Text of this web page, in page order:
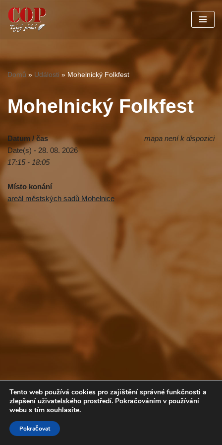
Přeskočit
Domů » Události » Mohelnický Folkfest
Mohelnický Folkfest
mapa není k dispozici
Datum / čas
Date(s) - 28. 08. 2026
17:15 - 18:05
Místo konání
areál městských sadů Mohelnice
Tento web používá cookies pro zajištění správné funkčnosti a
zlepšení uživatelského prostředí. Pokračováním v používání
webu s tím souhlasíte.
Pokračovat